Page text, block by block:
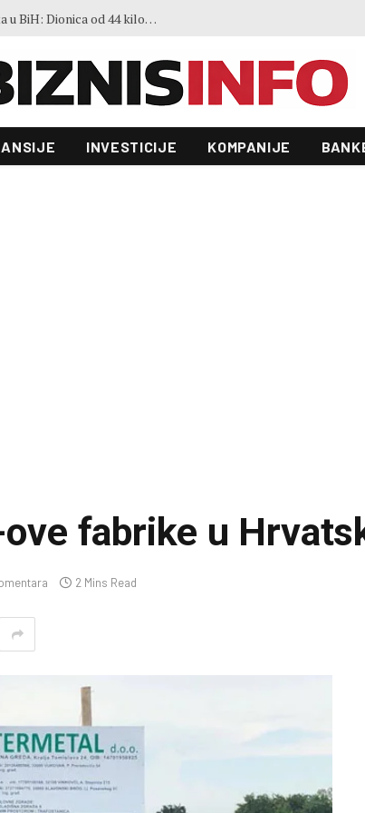
Sve je spremno za gradnju novog autoputa u BiH: Dionica od 44 kilometra povezat će dva važna grada
INVESTICIJE KOMPANIJE
fabrike u
2 Mins Read